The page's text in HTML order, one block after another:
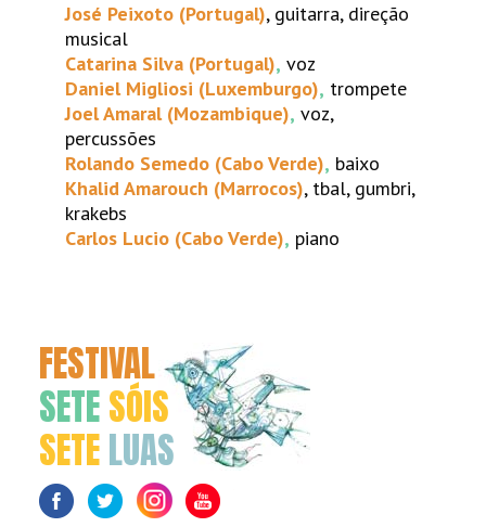
José Peixoto (Portugal), guitarra, direção
musical
Catarina Silva (Portugal), voz
Daniel Migliosi (Luxemburgo), trompete
Joel Amaral (Mozambique), voz,
percussões
Rolando Semedo (Cabo Verde), baixo
Khalid Amarouch (Marrocos), tbal, gumbri,
krakebs
Carlos Lucio (Cabo Verde), piano
FESTIVAL
SETESÓIS
SETELUAS
FacebookTwitterInstagram